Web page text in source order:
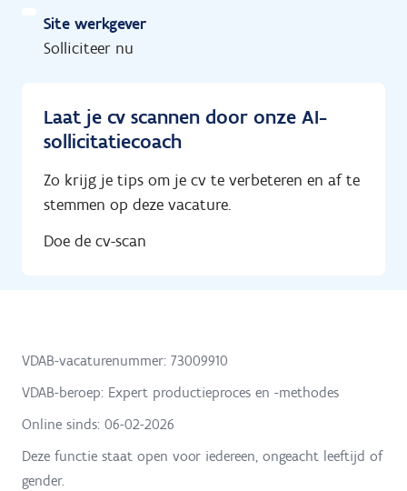
Site werkgever
Solliciteer nu
Laat je cv scannen door onze AI-
sollicitatiecoach
Zo krijg je tips om je cv te verbeteren en af te
stemmen op deze vacature.
Doe de cv-scan
VDAB-vacaturenummer: 73009910
VDAB-beroep: Expert productieproces en -methodes
Online sinds: 06-02-2026
Deze functie staat open voor iedereen, ongeacht leeftijd of
gender.